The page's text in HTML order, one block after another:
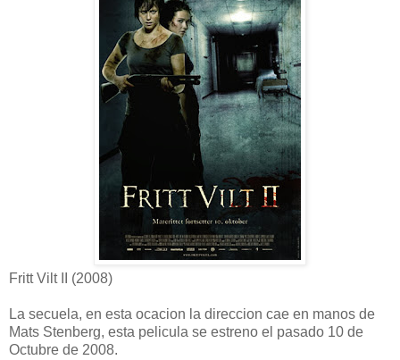
Fritt Vilt II (2008)
La secuela, en esta ocacion la direccion cae en manos de
Mats Stenberg, esta pelicula se estreno el pasado 10 de
Octubre de 2008.